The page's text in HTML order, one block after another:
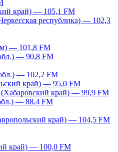
край) — 105,1 FM
республика) — 102,3
— 101,8 FM
— 90,8 FM
— 102,2 FM
край) — 95,0 FM
край) — 99,9 FM
— 88,4 FM
край) — 104,5 FM
край) — 100,0 FM